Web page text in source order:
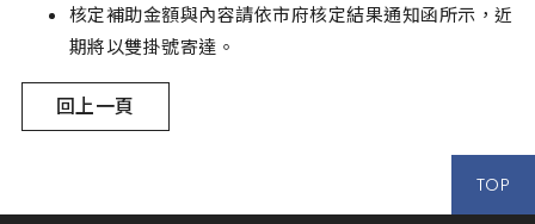
核定補助金額與內容請依市府核定結果通知函所示，近
期將以雙掛號寄達。
回上一頁
TOP